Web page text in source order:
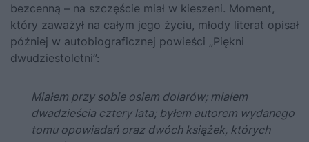
bezcenną – na szczęście miał w kieszeni. Moment,
który zaważył na całym jego życiu, młody literat opisał
później w autobiograficznej powieści „Piękni
dwudziestoletni”:
Miałem przy sobie osiem dolarów; miałem
dwadzieścia cztery lata; byłem autorem wydanego
tomu opowiadań oraz dwóch książek, których